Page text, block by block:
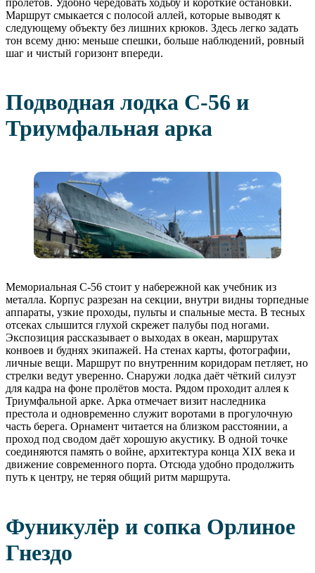
Маршрут смыкается с полосой аллей, которые выводят к
следующему объекту без лишних крюков. Здесь легко задать
тон всему дню: меньше спешки, больше наблюдений, ровный
шаг и чистый горизонт впереди.
Подводная лодка С-56 и
Триумфальная арка
Мемориальная С-56 стоит у набережной как учебник из
металла. Корпус разрезан на секции, внутри видны торпедные
аппараты, узкие проходы, пульты и спальные места. В тесных
отсеках слышится глухой скрежет палубы под ногами.
Экспозиция рассказывает о выходах в океан, маршрутах
конвоев и буднях экипажей. На стенах карты, фотографии,
личные вещи. Маршрут по внутренним коридорам петляет, но
стрелки ведут уверенно. Снаружи лодка даёт чёткий силуэт
для кадра на фоне пролётов моста. Рядом проходит аллея к
Триумфальной арке. Арка отмечает визит наследника
престола и одновременно служит воротами в прогулочную
часть берега. Орнамент читается на близком расстоянии, а
проход под сводом даёт хорошую акустику. В одной точке
соединяются память о войне, архитектура конца XIX века и
движение современного порта. Отсюда удобно продолжить
путь к центру, не теряя общий ритм маршрута.
Фуникулёр и сопка Орлиное
Гнездо